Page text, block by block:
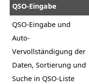
QSO-Eingabe
QSO-Eingabe und
Auto-
Vervollständigung der
Daten, Sortierung und
Suche in QSO-Liste